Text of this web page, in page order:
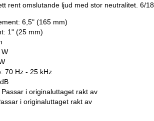
rent omslutande ljud med stor neutralitet. 6/
6,5" (165 mm)
1" (25 mm)
W
70 Hz - 25 kHz
i originaluttaget rakt av
i originaluttaget rakt av